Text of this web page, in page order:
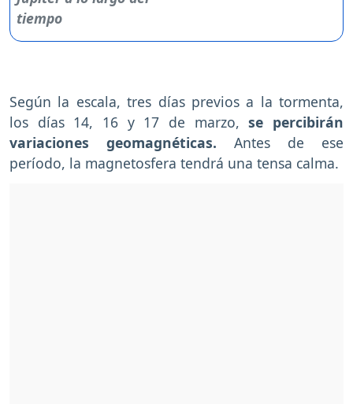
Según la escala, tres días previos a la tormenta,
los días 14, 16 y 17 de marzo, se percibirán
variaciones geomagnéticas. Antes de ese
período, la magnetosfera tendrá una tensa calma.